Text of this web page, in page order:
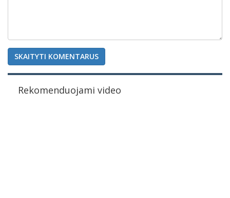
SKAITYTI KOMENTARUS
Rekomenduojami video